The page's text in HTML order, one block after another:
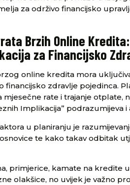
za održivo financijsko
Brzih Online
za Financijsko
online kredita mora
financijsko zdravlje pojedinca.
mjesečne rate i trajanje otplate,
Implikacija” podrazumijeva
u planiranju je
te kako takav odbitak
primjerice, kamate na kredite
olakšice, no uvijek je važno